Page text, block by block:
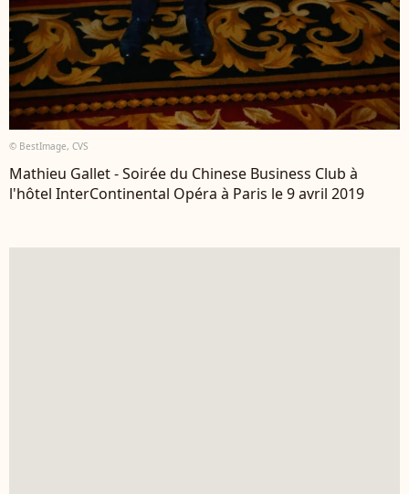
© BestImage, CVS
Mathieu Gallet - Soirée du Chinese Business Club à
l'hôtel InterContinental Opéra à Paris le 9 avril 2019